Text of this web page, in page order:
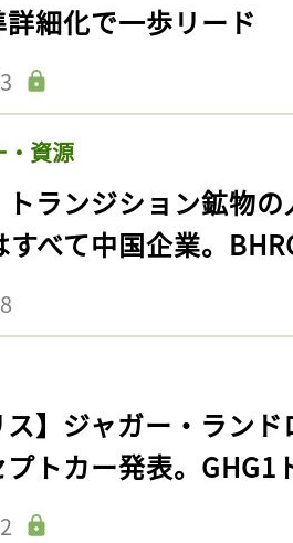
細化で一歩リード
・資源
トランジション鉱物
すべて中国企業。
ス】ジャガー・ラン
トカー発表。GHG1